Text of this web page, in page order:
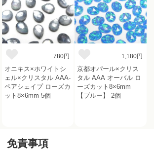
780円
オニキス×ホワイトシ
ェル×クリスタル AAA-
ペアシェイプ ローズカ
ット8×6mm 5個
1,180円
京都オパール×クリス
タル AAA オーバル ロ
ーズカット8×6mm
【ブルー】 2個
免責事項